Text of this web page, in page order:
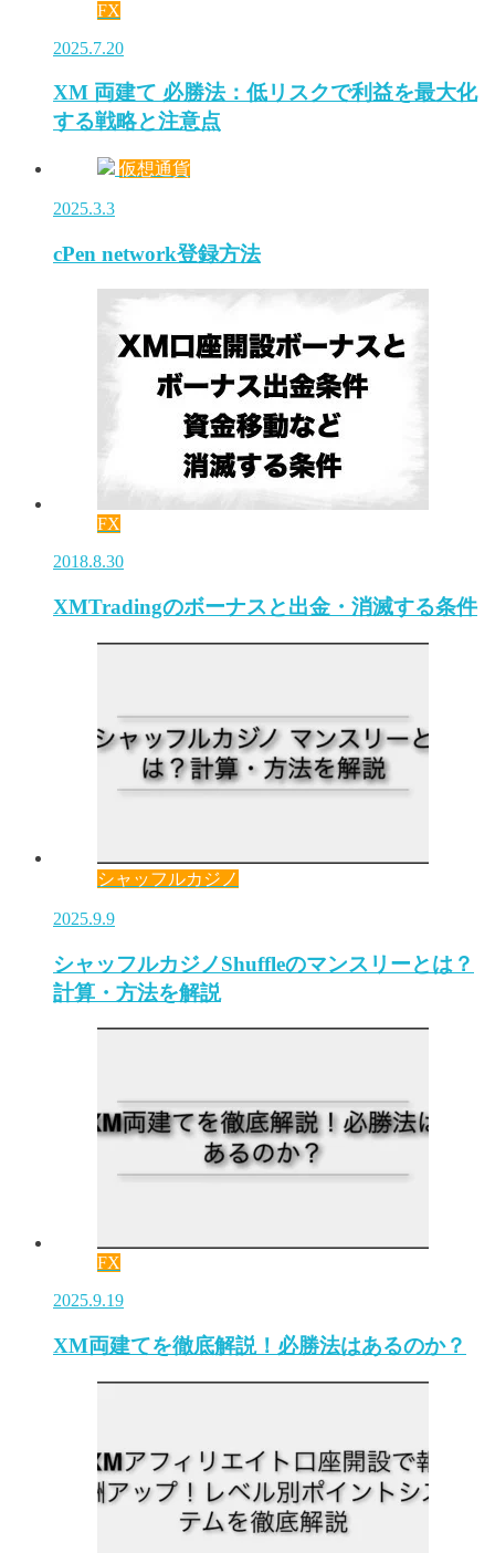
FX
2025.7.20
XM 両建て 必勝法：低リスクで利益を最大化
する戦略と注意点
仮想通貨
2025.3.3
cPen network登録方法
FX
2018.8.30
XMTradingのボーナスと出金・消滅する条件
シャッフルカジノ
2025.9.9
シャッフルカジノShuffleのマンスリーとは？
計算・方法を解説
FX
2025.9.19
XM両建てを徹底解説！必勝法はあるのか？